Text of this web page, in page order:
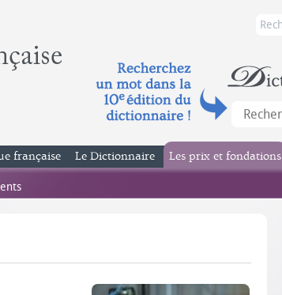
française Le Dictionnaire Les prix et fondations